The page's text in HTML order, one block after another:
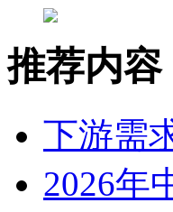
推荐内容
下游需
2026年